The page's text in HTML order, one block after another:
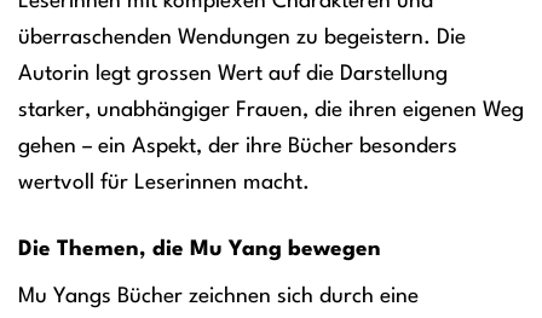
überraschenden Wendungen zu begeistern. Die
Autorin legt grossen Wert auf die Darstellung
starker, unabhängiger Frauen, die ihren eigenen Weg
gehen – ein Aspekt, der ihre Bücher besonders
wertvoll für Leserinnen macht.
Die Themen, die Mu Yang bewegen
Mu Yangs Bücher zeichnen sich durch eine